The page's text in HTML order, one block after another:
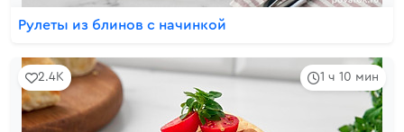
Рулеты из блинов с начинкой
1 ч 10 мин
2.4K